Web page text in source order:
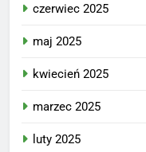
czerwiec 2025
maj 2025
kwiecień 2025
marzec 2025
luty 2025